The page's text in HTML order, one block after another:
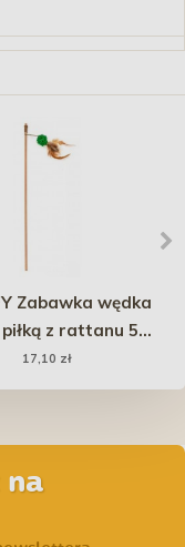
Zabawka wędka
z rattanu 50
cm
17,10 zł